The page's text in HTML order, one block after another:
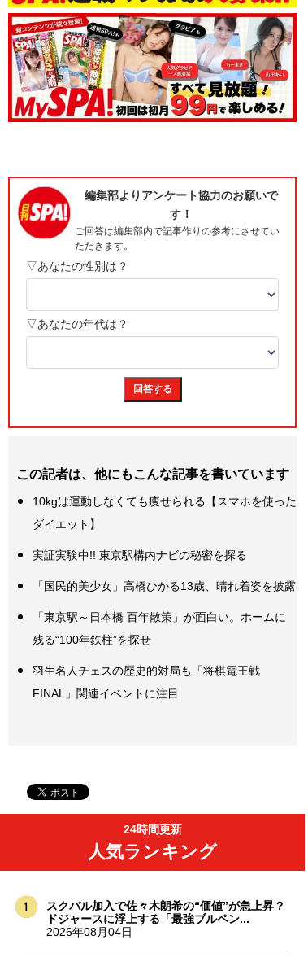
この記者は、他にもこんな記事を書いています
10kgは運動しなくても痩せられる【スマホを使った
ダイエット】
実証実験中!! 東京駅構内ナビの秘密を探る
「国民的美少女」高橋ひかる13歳、晴れ着姿を披露
「東京駅～日本橋 百年散策」が面白い。ホームに
残る“100年鉄柱”を探せ
羽生名人チェスの歴史的対局も「将棋電王戦
FINAL」関連イベントに注目
24時間更新
人気ランキング
スクバル加入で佐々木朗希の“価値”が急上昇？
ドジャースに浮上する「最強ブルペン...
2026年08月04日